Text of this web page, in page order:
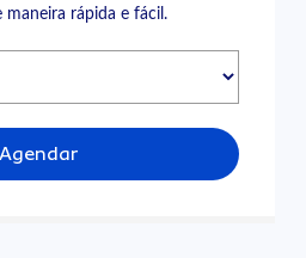
maneira rápida e fácil.
Agendar